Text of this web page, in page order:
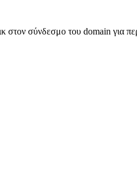
σύνδεσμο του domain για